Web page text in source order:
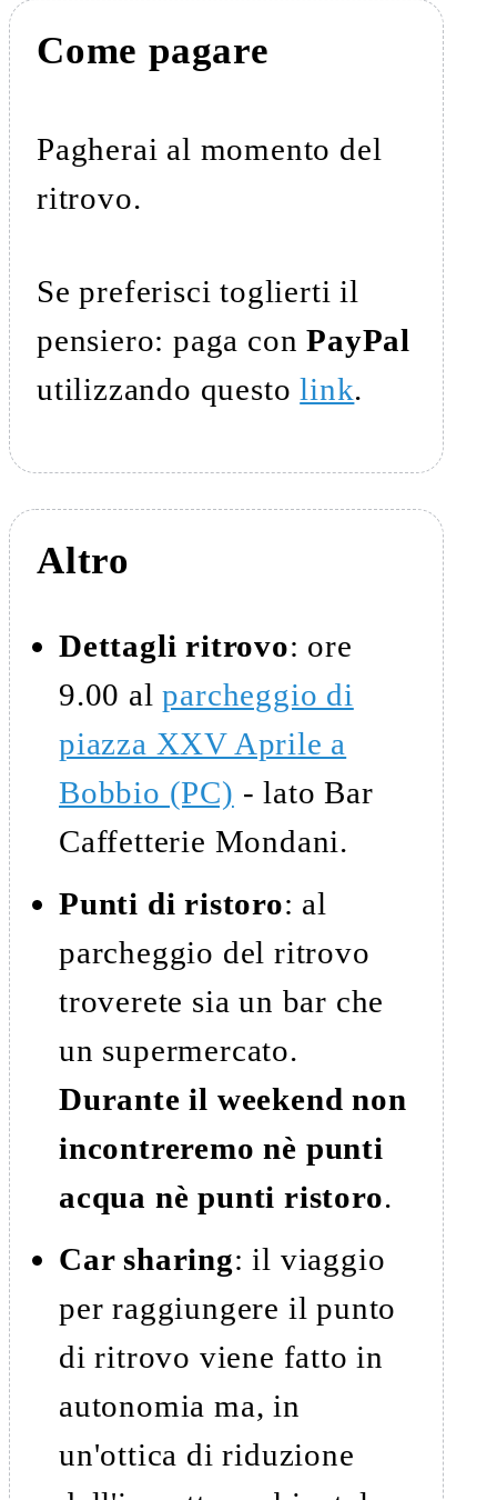
Come pagare
Pagherai al momento del
ritrovo.
Se preferisci toglierti il
pensiero: paga conPayPal
utilizzando questolink.
Altro
Dettagli ritrovo: ore
9.00 alparcheggio di
piazza XXV Aprile a
Bobbio (PC) - lato Bar
Caffetterie Mondani.
Punti di ristoro: al
parcheggio del ritrovo
troverete sia un bar che
un supermercato.
Durante il weekend non
incontreremo nè punti
acqua nè punti ristoro.
Car sharing: il viaggio
per raggiungere il punto
di ritrovo viene fatto in
autonomia ma, in
un'ottica di riduzione